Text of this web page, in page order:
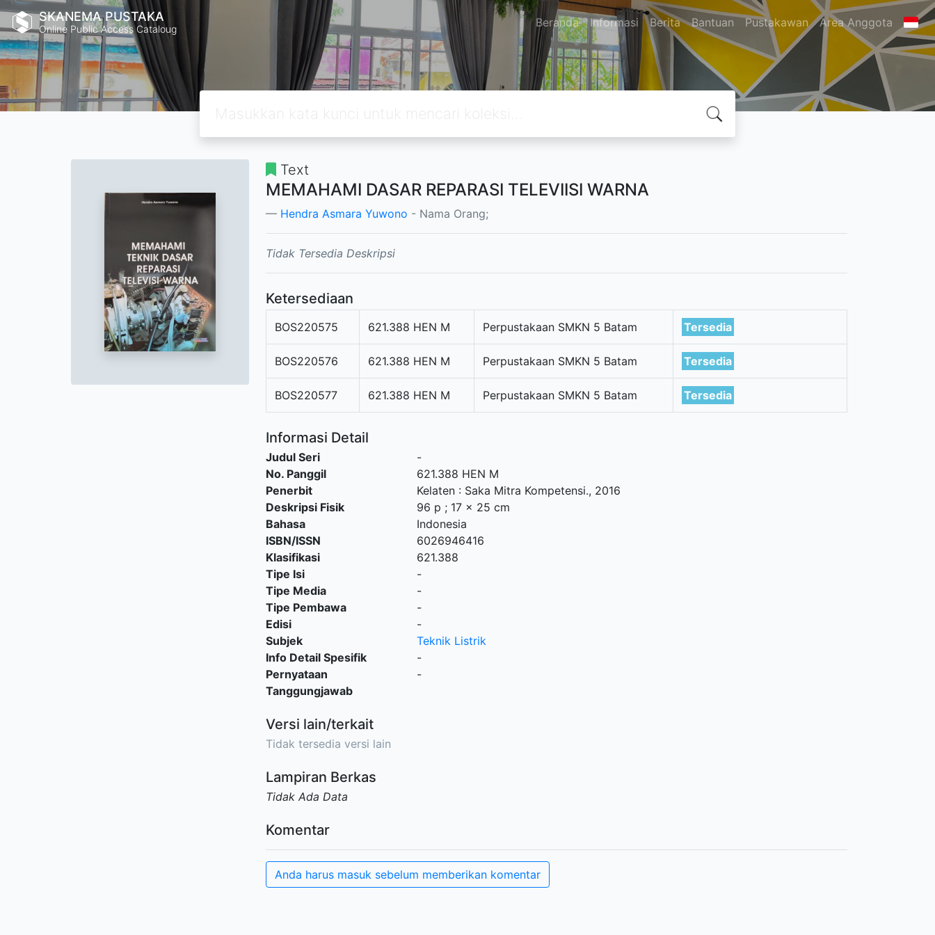
SKANEMA PUSTAKA
Online Public Access Cataloug Beranda Informasi Berita Bantuan Pustakawan Area Anggota
Text
MEMAHAMI DASAR REPARASI TELEVIISI WARNA
Hendra Asmara Yuwono - Nama Orang;
Tidak Tersedia Deskripsi
Ketersediaan
BOS220575 621.388 HEN M Perpustakaan SMKN 5 Batam Tersedia
BOS220576 621.388 HEN M Perpustakaan SMKN 5 Batam Tersedia
BOS220577 621.388 HEN M Perpustakaan SMKN 5 Batam Tersedia
Informasi Detail
Judul Seri
-
No. Panggil
621.388 HEN M
Penerbit
Kelaten: Saka Mitra Kompetensi., 2016
Deskripsi Fisik
96 p ; 17 x 25 cm
Bahasa
Indonesia
ISBN/ISSN
6026946416
Klasifikasi
621.388
Tipe Isi
-
Tipe Media
-
Tipe Pembawa
-
Edisi
-
Subjek
Teknik Listrik
Info Detail Spesifik
-
Pernyataan
Tanggungjawab
-
Versi lain/terkait
Tidak tersedia versi lain
Lampiran Berkas
Tidak Ada Data
Komentar
Anda harus masuk sebelum memberikan komentar